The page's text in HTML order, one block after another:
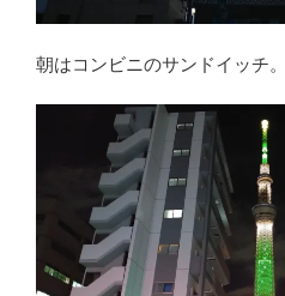
朝はコンビニのサンドイッチ